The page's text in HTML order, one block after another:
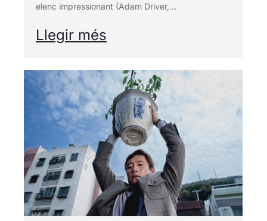
elenc impressionant (Adam Driver,...
Llegir més